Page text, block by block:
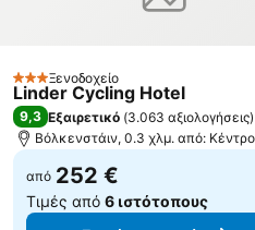
3 ΑστέριαΞενοδοχείο
Linder Cycling Hotel
9,3 Εξαιρετικό (3.063 αξιολογήσεις)
Βόλκενστάιν, 0.3 χλμ. από:
από 252 €
Τιμές από 6 ιστότοπους